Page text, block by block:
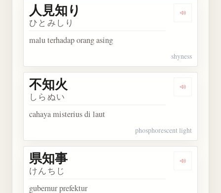
Dengarkan
人見知り
ひとみしり
malu terhadap orang asing
shyness
Dengarkan
不知火
しらぬい
cahaya misterius di laut
phosphorescent light
Dengarkan
県知事
けんちじ
gubernur prefektur